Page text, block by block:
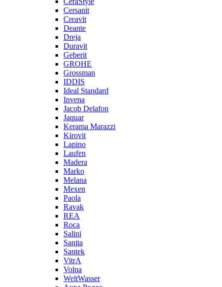
Cersanit
Creavit
Deante
Dreja
Duravit
Geberit
GROHE
Grossman
IDDIS
Ideal Standard
Invena
Jacob Delafon
Jaquar
Kerama Marazzi
Kirovit
Lapino
Laufen
Madera
Marko
Melana
Mexen
Paola
Ravak
REA
Roca
Salini
Sanita
Santek
VitrA
Volna
WeltWasser